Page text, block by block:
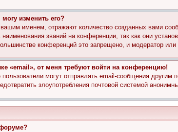
могу изменить его?
именем, отражают количество созданных вами
званий на конференции, так как они
конференций это запрещено, и модератор
«email», от меня требуют войти на конференцию!
пользователи могут отправлять email-сообщения
злоупотребления почтовой системой